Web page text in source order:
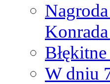
W dniu